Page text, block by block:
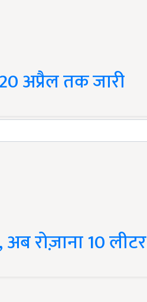
अप्रैल तक जारी
रोज़ाना 10 लीटर